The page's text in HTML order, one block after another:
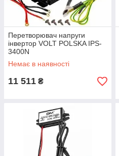
Перетворювач напруги
інвертор VOLT POLSKA IPS-
3400N
Немає в наявності
11 511 ₴